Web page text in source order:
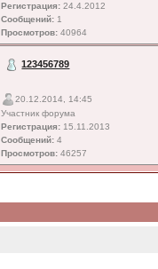
Регистрация: 24.4.2012
Сообщений: 1
Просмотров: 40964
123456789
20.12.2014, 14:45
Участник форума
Регистрация: 15.11.2013
Сообщений: 4
Просмотров: 46257